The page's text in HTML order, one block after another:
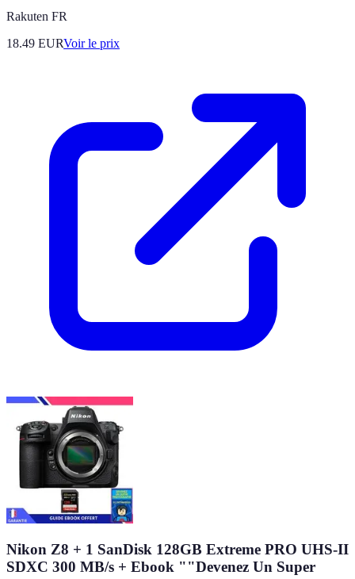
Rakuten FR
18.49 EURVoir le prix
Nikon Z8 + 1 SanDisk 128GB Extreme PRO UHS-II
SDXC 300 MB/s + Ebook ""Devenez Un Super